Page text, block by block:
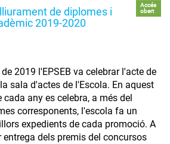
de diplomes i
2019-2020
Accés
obert
2019 l'EPSEB va celebrar l'acte de
sala d'actes de l'Escola. En aquest
any es celebra, a més del
corresponents, l'escola fa un
expedients de cada promoció. A
dels premis del concursos